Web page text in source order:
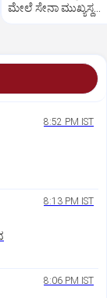
ಮೇಲೆ ಸೇನಾ ಮುಖ್ಯಸ್ಥ
8:52 PM IST
8:13 PM IST
8:06 PM IST